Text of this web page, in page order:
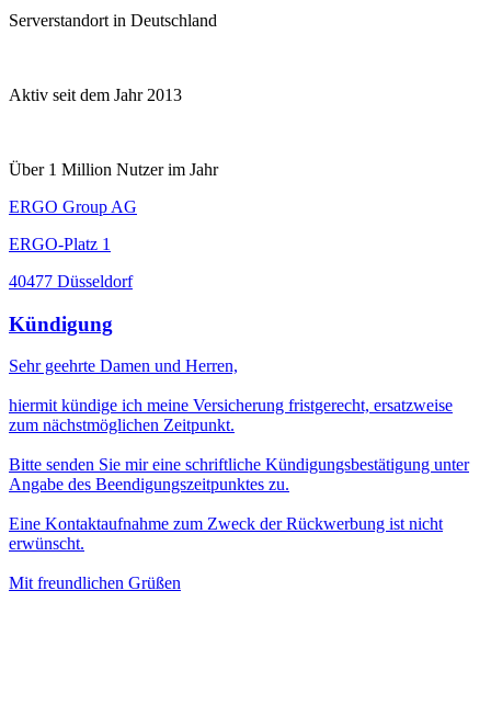
Serverstandort in Deutschland
Aktiv seit dem Jahr 2013
Über 1 Million Nutzer im Jahr
ERGO Group AG
ERGO-Platz 1
40477 Düsseldorf
Kündigung
Sehr geehrte Damen und Herren,
hiermit kündige ich meine Versicherung fristgerecht, ersatzweise
zum nächstmöglichen Zeitpunkt.
Bitte senden Sie mir eine schriftliche Kündigungsbestätigung unter
Angabe des Beendigungszeitpunktes zu.
Eine Kontaktaufnahme zum Zweck der Rückwerbung ist nicht
erwünscht.
Mit freundlichen Grüßen